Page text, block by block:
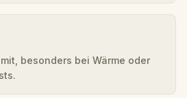
besonders bei Wärme oder